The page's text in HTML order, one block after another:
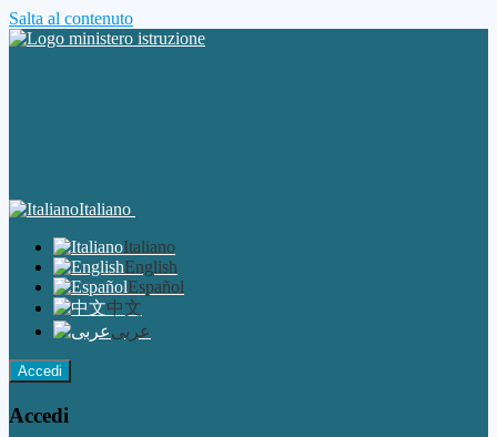
Salta al contenuto
Italiano
Italiano
English
Español
中文
عربى
Accedi
Accedi